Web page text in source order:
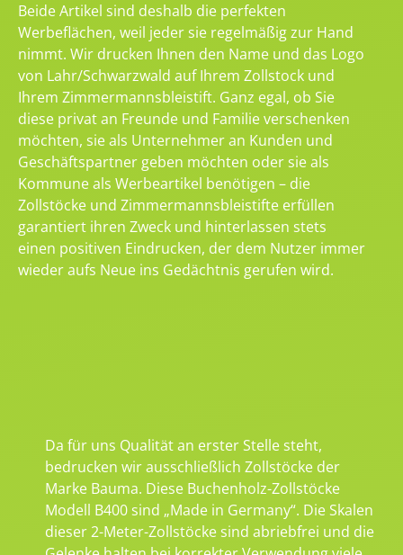
Beide Artikel sind deshalb die perfekten
Werbeflächen, weil jeder sie regelmäßig zur Hand
nimmt. Wir drucken Ihnen den Name und das Logo
von Lahr/Schwarzwald auf Ihrem Zollstock und
Ihrem Zimmermannsbleistift. Ganz egal, ob Sie
diese privat an Freunde und Familie verschenken
möchten, sie als Unternehmer an Kunden und
Geschäftspartner geben möchten oder sie als
Kommune als Werbeartikel benötigen – die
Zollstöcke und Zimmermannsbleistifte erfüllen
garantiert ihren Zweck und hinterlassen stets
einen positiven Eindrucken, der dem Nutzer immer
wieder aufs Neue ins Gedächtnis gerufen wird.
Da für uns Qualität an erster Stelle steht,
bedrucken wir ausschließlich Zollstöcke der
Marke Bauma. Diese Buchenholz-Zollstöcke
Modell B400 sind „Made in Germany“. Die Skalen
dieser 2-Meter-Zollstöcke sind abriebfrei und die